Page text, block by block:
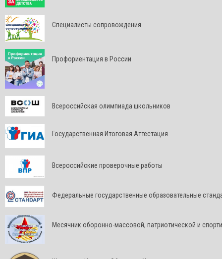
Специалисты сопровождения
Профориентация в России
Всероссийская олимпиада школьников
Государственная Итоговая Аттестация
Всероссийские проверочные работы
Федеральные государственные образовательные
Месячник оборонно-массовой, патриотической и